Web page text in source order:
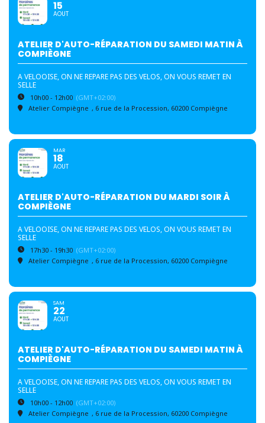
15
AOUT
ATELIER D'AUTO-RÉPARATION DU SAMEDI MATIN À
COMPIÈGNE
A VELOOISE, ON NE REPARE PAS DES VELOS, ON VOUS REMET EN
SELLE
10h00 - 12h00 (GMT+02:00)
Atelier Compiègne , 6 rue de la Procession, 60200 Compiègne
MAR
18
AOUT
ATELIER D'AUTO-RÉPARATION DU MARDI SOIR À
COMPIÈGNE
A VELOOISE, ON NE REPARE PAS DES VELOS, ON VOUS REMET EN
SELLE
17h30 - 19h30 (GMT+02:00)
Atelier Compiègne , 6 rue de la Procession, 60200 Compiègne
SAM
22
AOUT
ATELIER D'AUTO-RÉPARATION DU SAMEDI MATIN À
COMPIÈGNE
A VELOOISE, ON NE REPARE PAS DES VELOS, ON VOUS REMET EN
SELLE
10h00 - 12h00 (GMT+02:00)
Atelier Compiègne , 6 rue de la Procession, 60200 Compiègne